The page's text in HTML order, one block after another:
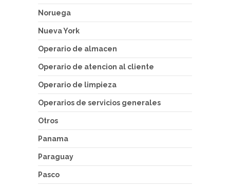
Noruega
Nueva York
Operario de almacen
Operario de atencion al cliente
Operario de limpieza
Operarios de servicios generales
Otros
Panama
Paraguay
Pasco